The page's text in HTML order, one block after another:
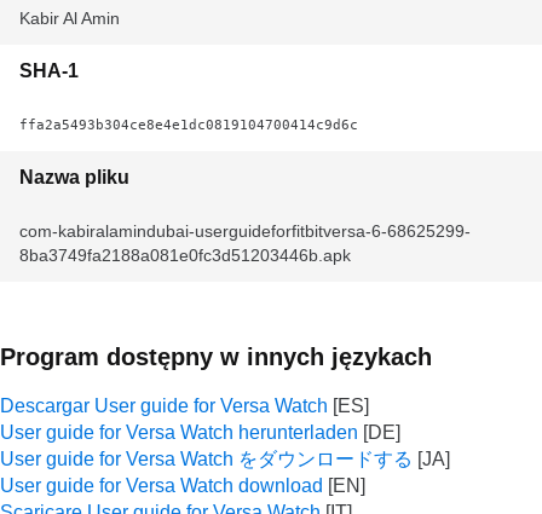
Kabir Al Amin
SHA-1
ffa2a5493b304ce8e4e1dc0819104700414c9d6c
Nazwa pliku
com-kabiralamindubai-userguideforfitbitversa-6-68625299-
8ba3749fa2188a081e0fc3d51203446b.apk
Program dostępny w innych językach
Descargar User guide for Versa Watch
User guide for Versa Watch herunterladen
User guide for Versa Watch をダウンロードする
User guide for Versa Watch download